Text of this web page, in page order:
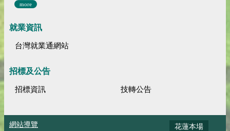
more
就業資訊
台灣就業通網站
招標及公告
招標資訊 技轉公告
網站導覽
花蓮本場